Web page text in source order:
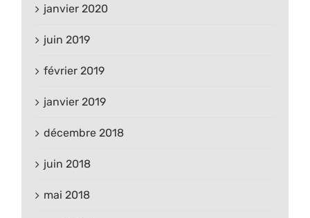
janvier 2020
juin 2019
février 2019
janvier 2019
décembre 2018
juin 2018
mai 2018